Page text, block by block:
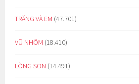
TRĂNG VÀ EM (47.701)
VŨ NHÔM (18.410)
LÒNG SON (14.491)